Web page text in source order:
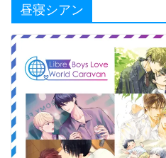
昼寝シアン